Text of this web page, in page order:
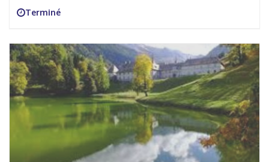
Terminé